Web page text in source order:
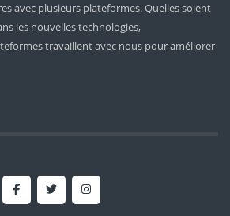
avec plusieurs plateformes. Quelles soient
les nouvelles technologies,
travaillent avec nous pour améliorer